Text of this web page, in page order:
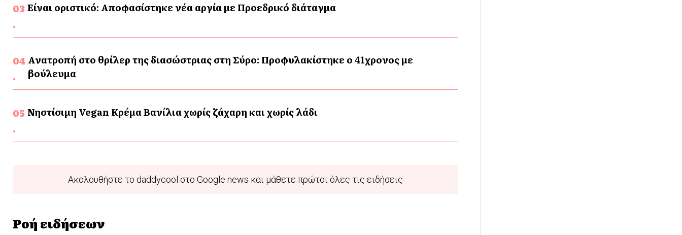
Είναι οριστικό: Αποφασίστηκε νέα αργία με Προεδρικό διάταγμα
Ανατροπή στο θρίλερ της διασώστριας στη Σύρο: Προφυλακίστηκε ο 41χρονος με
βούλευμα
Νηστίσιμη Vegan Κρέμα Βανίλια χωρίς ζάχαρη και χωρίς λάδι
Ακολουθήστε το daddycool στο Google news και μάθετε πρώτοι όλες τις ειδήσεις
Ροή ειδήσεων